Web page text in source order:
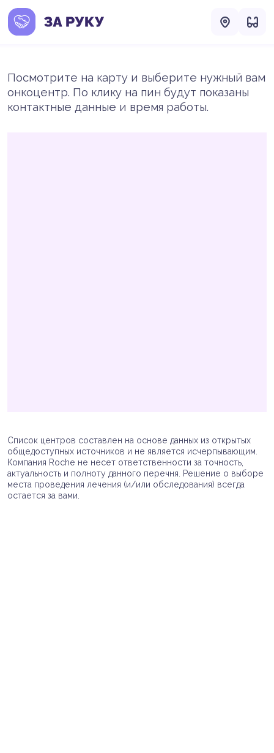
Посмотрите на карту и выберите нужный вам
онкоцентр. По клику на пин будут показаны
контактные данные и время работы.
Список центров составлен на основе данных из открытых
общедоступных источников и не является исчерпывающим.
Компания Roche не несет ответственности за точность,
актуальность и полноту данного перечня. Решение о выборе
места проведения лечения (и/или обследования) всегда
остается за вами.